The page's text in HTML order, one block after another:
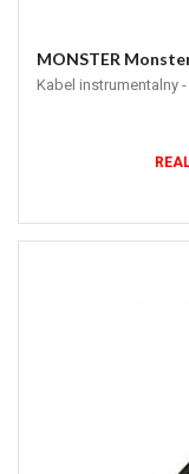
MONSTER
Kabel instrumentalny -